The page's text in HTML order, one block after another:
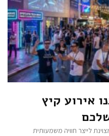
אירוע קיץ
לייצר חוויה משמעותית